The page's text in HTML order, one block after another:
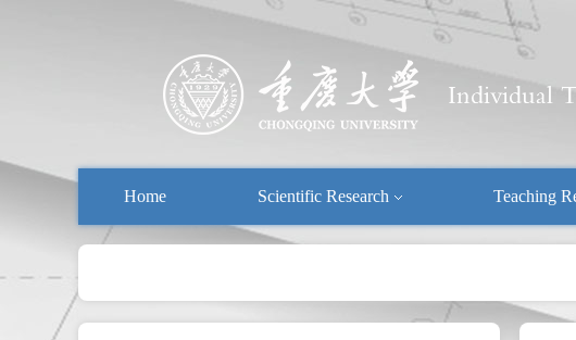
Home Scientific Research Teaching